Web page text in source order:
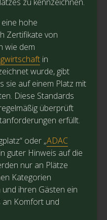
hohe
Zertifikate von
wie dem
in
wurde, gibt
sie auf einem Platz mit
Diese Standards
überprüft
erfüllt.
oder „ADAC
guter Hinweis auf die
nur an Plätze
Kategorien
ihren Gästen ein
Komfort und